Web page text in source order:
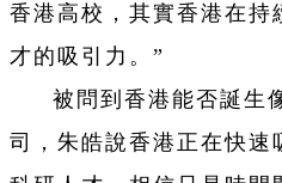
香港高校，其實香港在持
才的吸引力。”
被問到香港能否誕生
司，朱皓說香港正在快速